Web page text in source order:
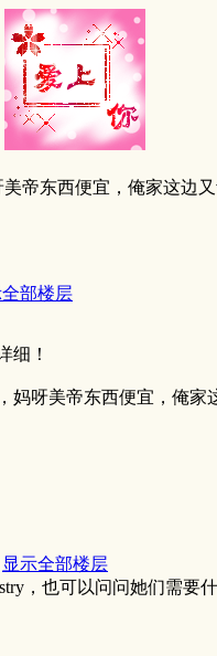
帝东西便宜，俺家这边又
全部楼层
细！
妈呀美帝东西便宜，俺家
显示全部楼层
，也可以问问她们需要